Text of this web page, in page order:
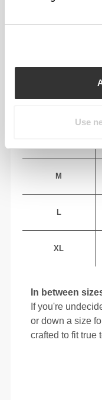
Use
BODY
STØRRELSE
M
L
XL
In between
If you're
or down a size
crafted to fit true